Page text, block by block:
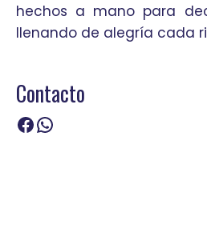
hechos a mano para
llenando de alegría cada
Contacto
Facebook WhatsApp